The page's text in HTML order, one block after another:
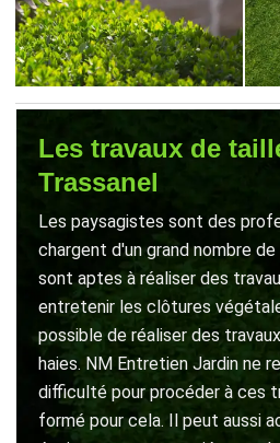
Les travaux de
Trassanel
Les paysagistes sont des
chargent d'un grand nombre
sont aptes à réaliser des
entretenir les clôtures
possible de réaliser des
haies. NM Entretien Jardin ne
difficulté pour procéder à ces
formé pour cela. Il peut aussi